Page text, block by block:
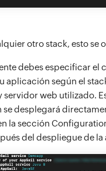
otro stack, esto se
debes especificar el
aplicación según el
servidor web utilizado.
desplegará
la sección
del despliegue de